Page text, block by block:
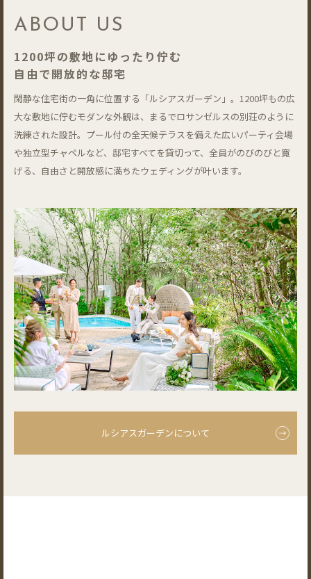
ABOUT US
1200坪の敷地にゆったり佇む
自由で開放的な邸宅
閑静な住宅街の一角に位置する「ルシアスガーデン」。1200坪もの広
大な敷地に佇むモダンな外観は、まるでロサンゼルスの別荘のように
洗練された設計。プール付の全天候テラスを備えた広いパーティ会場
や独立型チャペルなど、邸宅すべてを貸切って、全員がのびのびと寛
げる、自由さと開放感に満ちたウェディングが叶います。
ルシアスガーデンについて